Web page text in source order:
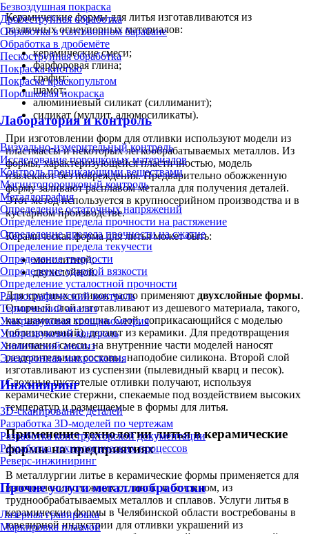
Безвоздушная покраска
Дробеструйная обработка
Обработка в галтовочном барабане
Обработка в дробемёте
Пескоструйная обработка
Покраска кистью
Покраска краскопультом
Порошковая покраска
Лаборатория и контроль
Визуально-измерительный контроль
Исследование порошковых материалов
Контроль проникающими веществами
Магнитопорошковый контроль
Металлография
Определение остаточных напряжений
Определение предела прочности на растяжение
Определение предела прочности на сжатие
Определение предела текучести
Определение твердости
Определение ударной вязкости
Определение усталостной прочности
Радиографический контроль
Термический анализ
Ультразвуковая толщинометрия
Ультразвуковой контроль
Химический анализ
Электронная микроскопия
Инжиниринг
3D-сканирование деталей
Разработка 3D-моделей по чертежам
Разработка конструкторской документации
Разработка технологических процессов
Реверс-инжиниринг
Прочие услуги металлообработки
Лазерная гравировка
Маркировка плазмой
Керамические формы для литья изготавливаются из
различных огнеупорных материалов:
керамические смеси;
фарфоровая глина;
графит;
шамот;
алюминиевый силикат (силлиманит);
силикат (муллит, алюмосиликаты).
При изготовлении форм для отливки используют модели из
пластмассы и некоторых легкообрабатываемых металлов. Из
формы, характеризующейся пластичностью, модель
извлекают без повреждения. Предварительно обожженную
форму заливают расплавом металла для получения деталей.
Этот метод используется в крупносерийном производства и в
кустарном производстве.
Керамическая форма для литья может быть:
монолитной;
двухслойной.
Для крупных отливок часто применяют двухслойные формы.
Опорный слой изготавливают из дешевого материала, такого,
как шамотная крошка. Слой, соприкасающийся с моделью
(облицовочный), делают из керамики. Для предотвращения
налипания смеси, на внутренние части моделей наносят
разделительные составы, наподобие силикона. Второй слой
изготавливают из суспензии (пылевидный кварц и песок).
Сложные пустотелые отливки получают, используя
керамические стержни, спекаемые под воздействием высоких
температур и размещаемые в формы для литья.
Применение технологии литья в керамические
формы на предприятиях
В металлургии литье в керамические формы применяется для
изготовления сложных отливок, в основном, из
труднообрабатываемых металлов и сплавов. Услуги литья в
керамические формы в Челябинской области востребованы в
ювелирной индустрии для отливки украшений из